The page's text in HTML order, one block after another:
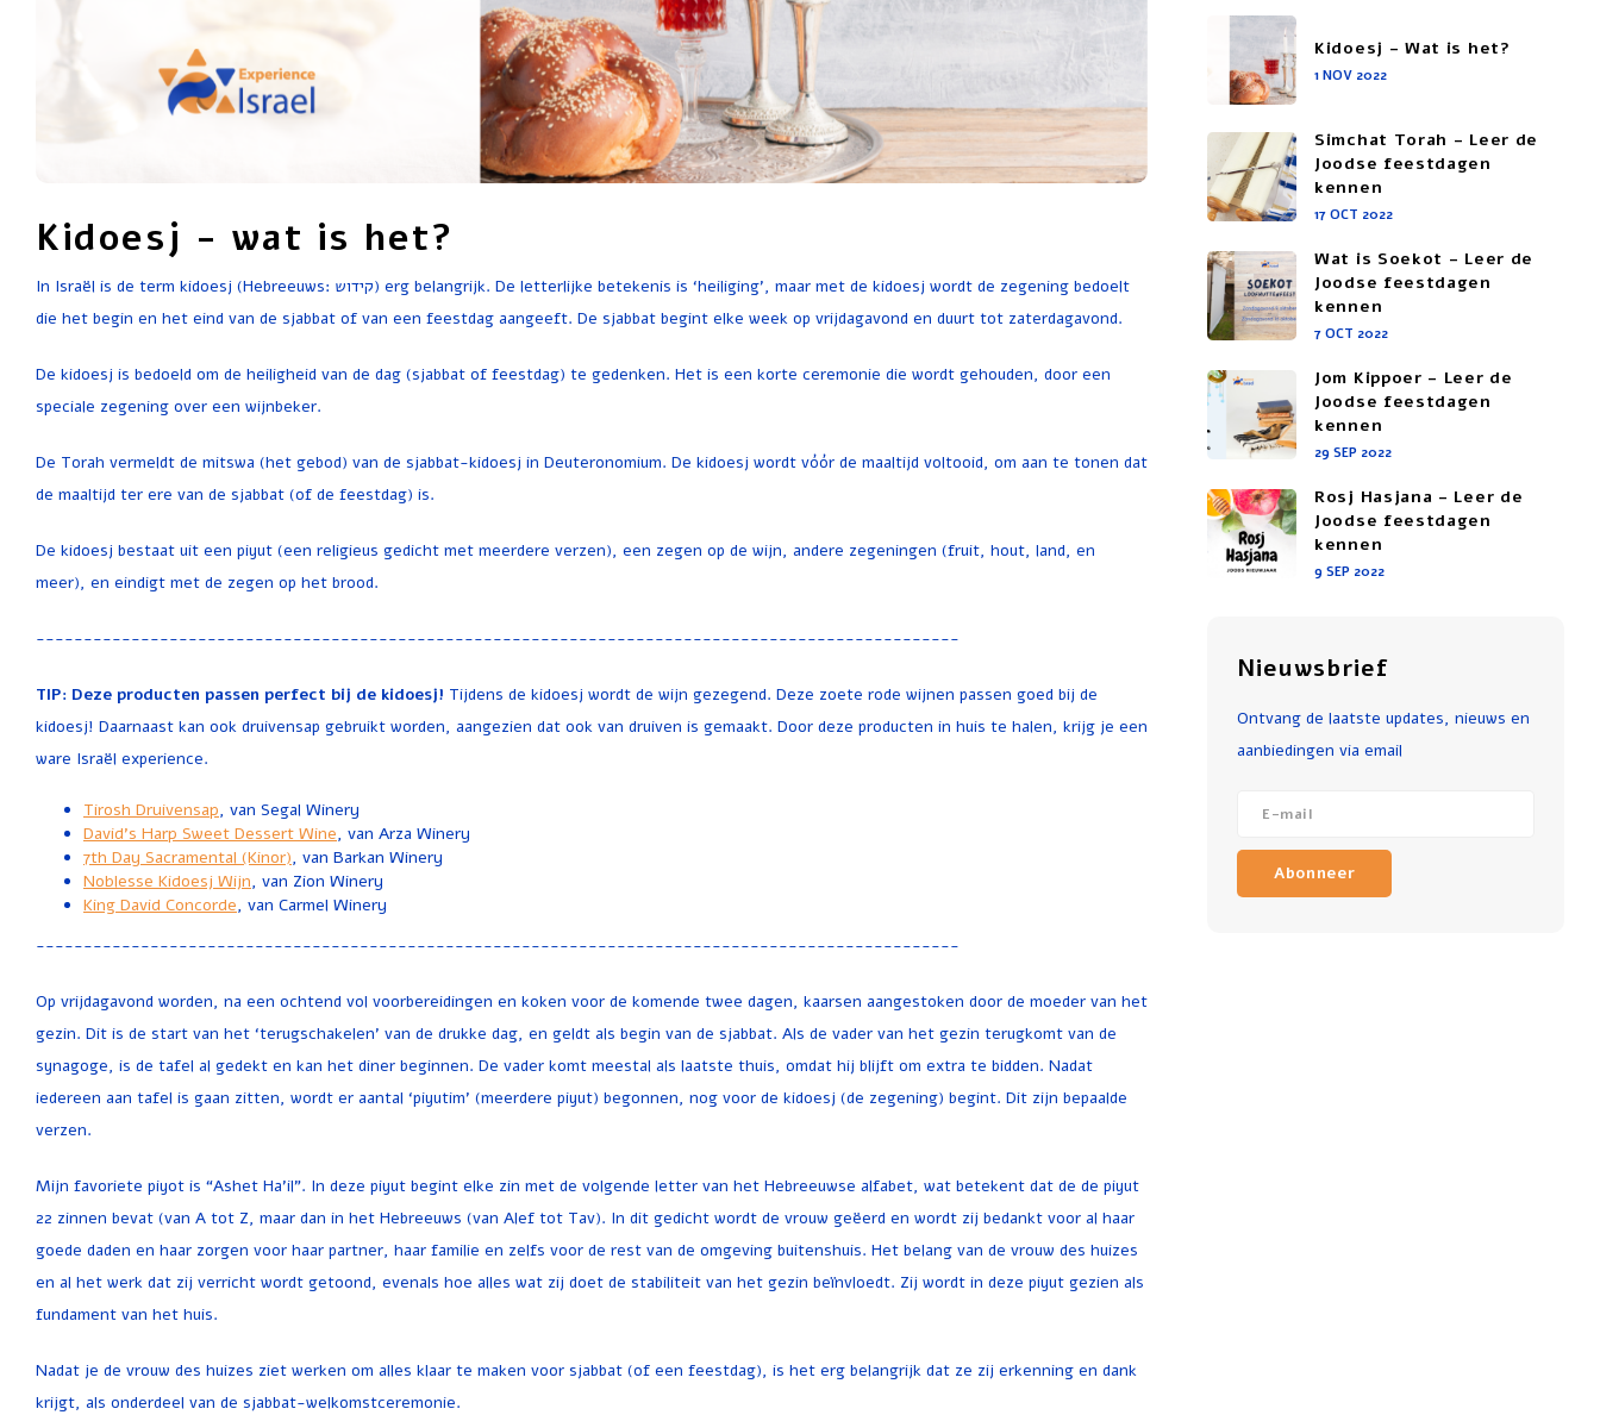
Kidoesj - wat is het?
In Israël is de term kidoesj (Hebreeuws: קידוש) erg belangrijk. De letterlijke betekenis is ‘heiliging’, maar met de kidoesj wordt de zegening bedoelt
die het begin en het eind van de sjabbat of van een feestdag aangeeft. De sjabbat begint elke week op vrijdagavond en duurt tot zaterdagavond.
De kidoesj is bedoeld om de heiligheid van de dag (sjabbat of feestdag) te gedenken. Het is een korte ceremonie die wordt gehouden, door een
speciale zegening over een wijnbeker.
De Torah vermeldt de mitswa (het gebod) van de sjabbat-kidoesj in Deuteronomium. De kidoesj wordt vóór de maaltijd voltooid, om aan te tonen dat
de maaltijd ter ere van de sjabbat (of de feestdag) is.
De kidoesj bestaat uit een piyut (een religieus gedicht met meerdere verzen), een zegen op de wijn, andere zegeningen (fruit, hout, land, en
meer), en eindigt met de zegen op het brood.
-------------------------------------------------------------------------------------------------
TIP: Deze producten passen perfect bij de kidoesj! Tijdens de kidoesj wordt de wijn gezegend. Deze zoete rode wijnen passen goed bij de
kidoesj! Daarnaast kan ook druivensap gebruikt worden, aangezien dat ook van druiven is gemaakt. Door deze producten in huis te halen, krijg je een
ware Israël experience.
Tirosh Druivensap, van Segal Winery
David's Harp Sweet Dessert Wine, van Arza Winery
7th Day Sacramental (Kinor), van Barkan Winery
Noblesse Kidoesj Wijn, van Zion Winery
King David Concorde, van Carmel Winery
-------------------------------------------------------------------------------------------------
Op vrijdagavond worden, na een ochtend vol voorbereidingen en koken voor de komende twee dagen, kaarsen aangestoken door de moeder van het
gezin. Dit is de start van het ‘terugschakelen’ van de drukke dag, en geldt als begin van de sjabbat. Als de vader van het gezin terugkomt van de
synagoge, is de tafel al gedekt en kan het diner beginnen. De vader komt meestal als laatste thuis, omdat hij blijft om extra te bidden. Nadat
iedereen aan tafel is gaan zitten, wordt er aantal ‘piyutim’ (meerdere piyut) begonnen, nog voor de kidoesj (de zegening) begint. Dit zijn bepaalde
verzen.
Mijn favoriete piyot is “Ashet Ha’il”. In deze piyut begint elke zin met de volgende letter van het Hebreeuwse alfabet, wat betekent dat de de piyut
22 zinnen bevat (van A tot Z, maar dan in het Hebreeuws (van Alef tot Tav). In dit gedicht wordt de vrouw geëerd en wordt zij bedankt voor al haar
goede daden en haar zorgen voor haar partner, haar familie en zelfs voor de rest van de omgeving buitenshuis. Het belang van de vrouw des huizes
en al het werk dat zij verricht wordt getoond, evenals hoe alles wat zij doet de stabiliteit van het gezin beïnvloedt. Zij wordt in deze piyut gezien als
fundament van het huis.
Nadat je de vrouw des huizes ziet werken om alles klaar te maken voor sjabbat (of een feestdag), is het erg belangrijk dat ze zij erkenning en dank
krijgt, als onderdeel van de sjabbat-welkomstceremonie.
Kidoesj - Wat is het?
1 NOV 2022
Simchat Torah - Leer de
Joodse feestdagen
kennen
17 OCT 2022
Wat is Soekot - Leer de
Joodse feestdagen
kennen
7 OCT 2022
Jom Kippoer - Leer de
Joodse feestdagen
kennen
29 SEP 2022
Rosj Hasjana - Leer de
Joodse feestdagen
kennen
9 SEP 2022
Nieuwsbrief
Ontvang de laatste updates, nieuws en
aanbiedingen via email
Abonneer